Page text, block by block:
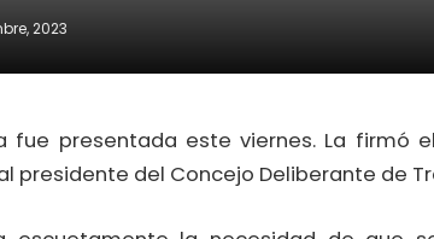
2023
fue presentada este viernes. La firmó
presidente del Concejo Deliberante de